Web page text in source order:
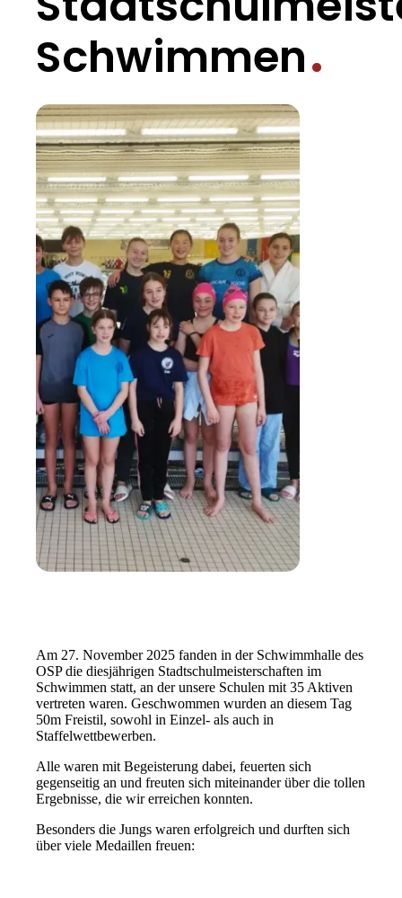
Schwimmen
Am 27. November 2025 fanden in der Schwimmhalle des
OSP die diesjährigen Stadtschulmeisterschaften im
Schwimmen statt, an der unsere Schulen mit 35 Aktiven
vertreten waren. Geschwommen wurden an diesem Tag
50m Freistil, sowohl in Einzel- als auch in
Staffelwettbewerben.
Alle waren mit Begeisterung dabei, feuerten sich
gegenseitig an und freuten sich miteinander über die tollen
Ergebnisse, die wir erreichen konnten.
Besonders die Jungs waren erfolgreich und durften sich
über viele Medaillen freuen: